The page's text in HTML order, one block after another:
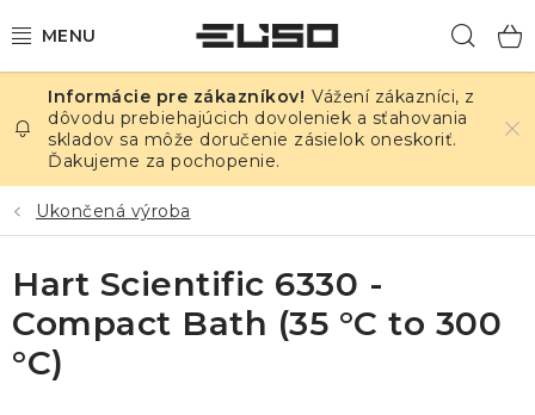
na
ELEKTRINA
TEPLOTA A VLHKOSŤ
TLAK A ÚNIKY
ZÁZNAMNÍKY
KALIBRÁCIA
Vážení zákazníci, z
dôvodu prebiehajúcich dovoleniek a sťahovania
skladov sa môže doručenie zásielok oneskoriť.
Ďakujeme za pochopenie.
Ukončená výroba
Hart Scientific 6330 -
Compact Bath (35 °C to 300
°C)